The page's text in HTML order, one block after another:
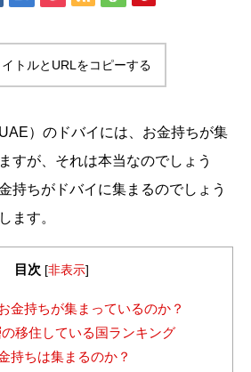
トルとURLをコピーする
）のドバイには、お金持ちが集
すが、それは本当なのでしょう
持ちがドバイに集まるのでしょう
ます。
目次 [非表示]
金持ちが集まっているのか？
移住している国ランキング
持ちは集まるのか？